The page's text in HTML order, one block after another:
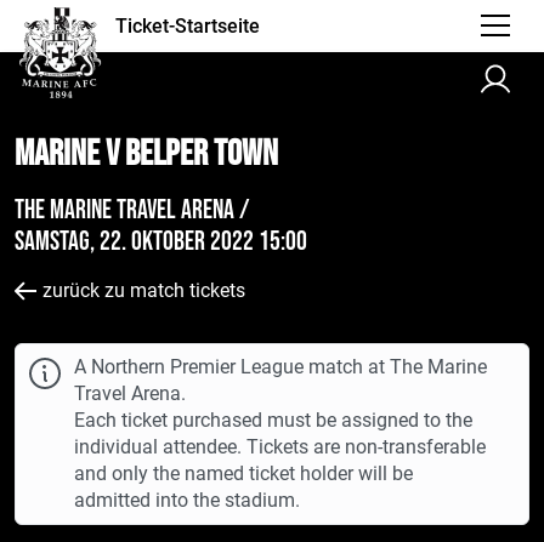
Ticket-Startseite
Marine v Belper Town
The Marine Travel Arena /
Samstag, 22. Oktober 2022 15:00
zurück zu match tickets
A Northern Premier League match at The Marine
Travel Arena.
Each ticket purchased must be assigned to the
individual attendee. Tickets are non-transferable
and only the named ticket holder will be
admitted into the stadium.